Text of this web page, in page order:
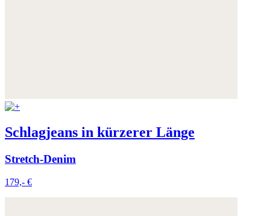
Schlagjeans in kürzerer Länge
Stretch-Denim
179,- €